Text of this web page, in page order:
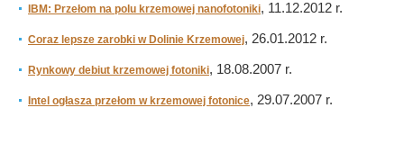
IBM: Przełom na polu krzemowej nanofotoniki, 11.12.2012 r.
Coraz lepsze zarobki w Dolinie Krzemowej, 26.01.2012 r.
Rynkowy debiut krzemowej fotoniki, 18.08.2007 r.
Intel ogłasza przełom w krzemowej fotonice, 29.07.2007 r.